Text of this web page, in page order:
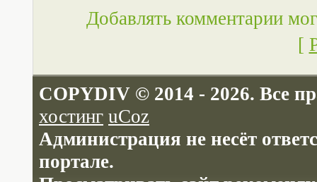
Добавлять комментарии
[
COPYDIV © 2014 - 2026. Все
хостинг uCoz
Администрация не несёт
портале.